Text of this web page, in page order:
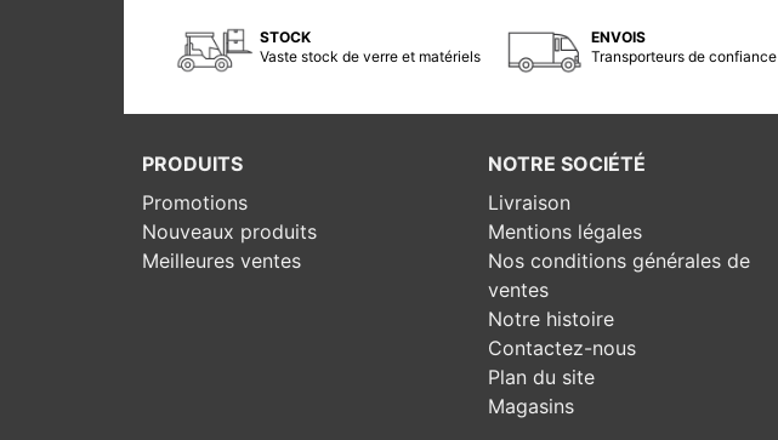
STOCK
Vaste stock de verre et matériels
ENVOIS
Transporteurs de confiance
PRODUITS
Promotions
Nouveaux produits
Meilleures ventes
NOTRE SOCIÉTÉ
Livraison
Mentions légales
Nos conditions générales de
ventes
Notre histoire
Contactez-nous
Plan du site
Magasins